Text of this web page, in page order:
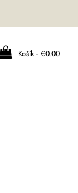
Košík - €0.00